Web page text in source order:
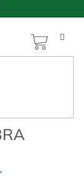
KOŠÍK